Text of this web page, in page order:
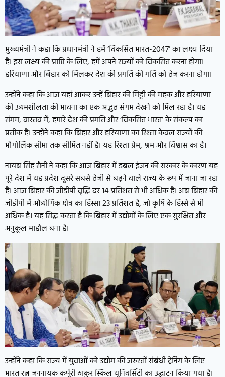
मुख्यमंत्री ने कहा कि प्रधानमंत्री ने हमें ‘विकसित भारत-2047’ का लक्ष्य दिया
है। इस लक्ष्य की प्राप्ति के लिए, हमें अपने राज्यों को विकसित करना होगा।
हरियाणा और बिहार को मिलकर देश की प्रगति की गति को तेज करना होगा।
उन्होंने कहा कि आज यहां आकर उन्हें बिहार की मिट्टी की महक और हरियाणा
की उद्यमशीलता की भावना का एक अद्भुत संगम देखने को मिल रहा है। यह
संगम, वास्तव में, हमारे देश की प्रगति और ‘विकसित भारत’ के संकल्प का
प्रतीक है। उन्होंने कहा कि बिहार और हरियाणा का रिश्ता केवल राज्यों की
भौगोलिक सीमा तक सीमित नहीं है। यह रिश्ता प्रेम, श्रम और विश्वास का है।
नायब सिंह सैनी ने कहा कि आज बिहार में डबल इंजन की सरकार के कारण यह
पूरे देश में यह प्रदेश दूसरे सबसे तेजी से बढ़ने वाले राज्य के रूप में जाना जा रहा
है। आज बिहार की जीडीपी वृद्धि दर 14 प्रतिशत से भी अधिक है। अब बिहार की
जीडीपी में औद्योगिक क्षेत्र का हिस्सा 23 प्रतिशत है, जो कृषि के हिस्से से भी
अधिक है। यह सिद्ध करता है कि बिहार में उद्योगों के लिए एक सुरक्षित और
अनुकूल माहौल बना है।
उन्होंने कहा कि राज्य में युवाओं को उद्योग की जरूरतों संबंधी ट्रेनिंग के लिए
भारत रत्न जननायक कर्पूरी ठाकुर स्किल यूनिवर्सिटी का उद्घाटन किया गया है।